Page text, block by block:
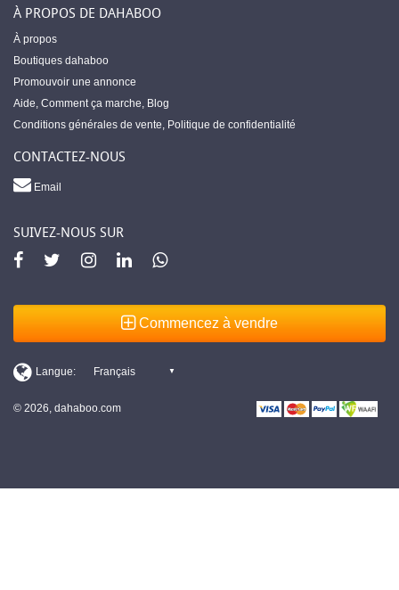
À PROPOS DE DAHABOO
À propos
Boutiques dahaboo
Promouvoir une annonce
Aide, Comment ça marche, Blog
Conditions générales de vente, Politique de confidentialité
CONTACTEZ-NOUS
Email
SUIVEZ-NOUS SUR
Commencez à vendre
© 2026, dahaboo.com